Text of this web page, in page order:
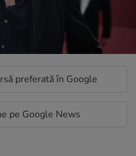
preferată în Google
pe Google News